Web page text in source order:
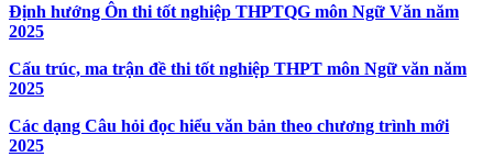
Định hướng Ôn thi tốt nghiệp THPTQG môn Ngữ Văn năm
2025
Cấu trúc, ma trận đề thi tốt nghiệp THPT môn Ngữ văn năm
2025
Các dạng Câu hỏi đọc hiểu văn bản theo chương trình mới
2025